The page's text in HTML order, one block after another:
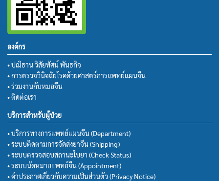
องค์กร
• ปณิธาน วิสัยทัศน์ พันธกิจ
• การตรวจวินิจฉัยโรคด้วยศาสตร์การแพทย์แผนจีน
• ร่วมงานกับหมอจีน
• ติดต่อเรา
บริการสำหรับผู้ป่วย
• บริการทางการแพทย์แผนจีน (Department)
• ระบบติดตามการจัดส่งยาจีน (Shipping)
• ระบบตรวจสอบสถานะใบยา (Check Status)
• ระบบนัดหมายแพทย์จีน (Appointment)
• คำประกาศเกี่ยวกับความเป็นส่วนตัว (Privacy Notice)